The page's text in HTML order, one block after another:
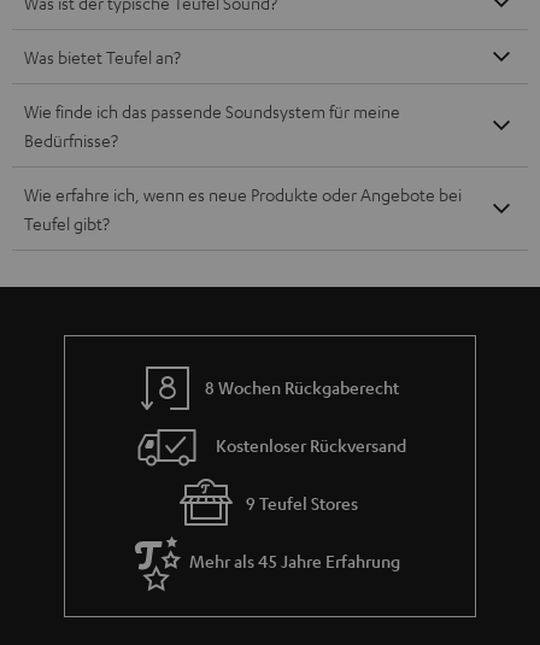
Was bietet Teufel an?
Wie finde ich das passende Soundsystem für meine
Bedürfnisse?
Wie erfahre ich, wenn es neue Produkte oder Angebote bei
Teufel gibt?
8 Wochen Rückgaberecht
Kostenloser Rückversand
9 Teufel Stores
Mehr als 45 Jahre Erfahrung